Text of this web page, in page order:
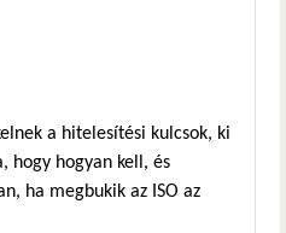
a hitelesítési kulcsok, ki
hogy hogyan kell, és
ha megbukik az ISO az